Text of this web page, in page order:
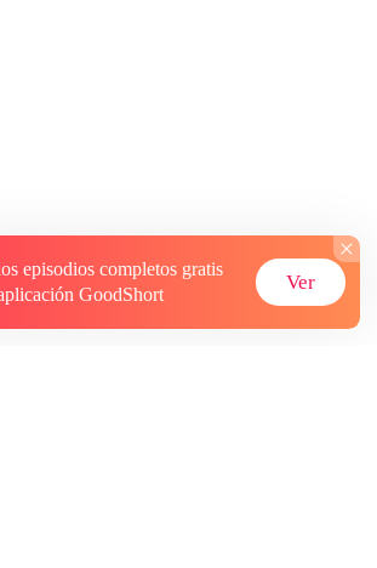
episodios completos gratis
GoodShort
Ver